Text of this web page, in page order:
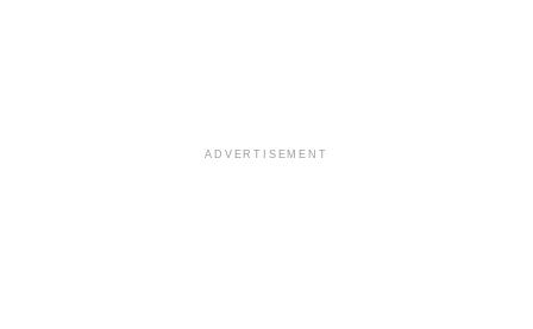
ADVERTISEMENT